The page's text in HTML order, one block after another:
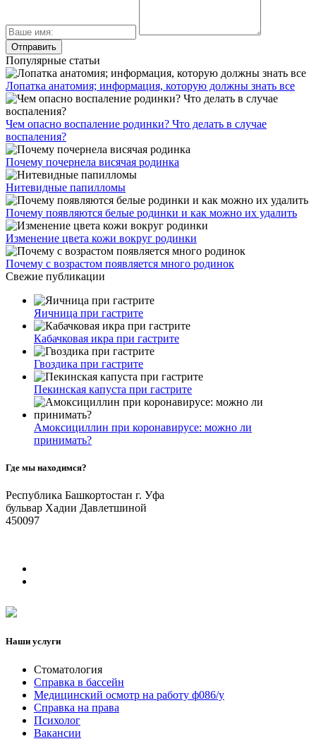
Популярные статьи
Лопатка анатомия; информация, которую должны знать все
Чем опасно воспаление родинки? Что делать в случае
воспаления?
Почему почернела висячая родинка
Нитевидные папилломы
Почему появляются белые родинки и как можно их удалить
Изменение цвета кожи вокруг родинки
Почему с возрастом появляется много родинок
Свежие публикации
Яичница при гастрите
Кабачковая икра при гастрите
Гвоздика при гастрите
Пекинская капуста при гастрите
Амоксициллин при коронавирусе: можно ли
принимать?
Где мы находимся?
Республика Башкортостан г. Уфа
бульвар Хадии Давлетшиной
450097
Наши услуги
Стоматология
Справка в бассейн
Медицинский осмотр на работу ф086/у
Справка на права
Психолог
Вакансии